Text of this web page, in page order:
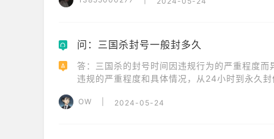
Q 问：三国杀封号一般封多久
A
答：三国杀的封号时间因违规行为的严重程度
违规的严重程度和具体情况，从24小时到永久
OW 2024-05-24